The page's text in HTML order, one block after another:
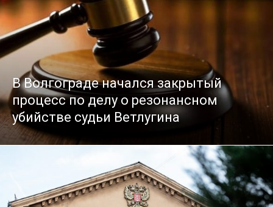
В Волгограде начался закрытый
процесс по делу о резонансном
убийстве судьи Ветлугина